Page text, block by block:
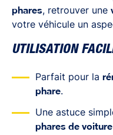
phares, retrouver une
votre véhicule un
UTILISATION
Parfait pour la
phare.
Une astuce
phares de voiture